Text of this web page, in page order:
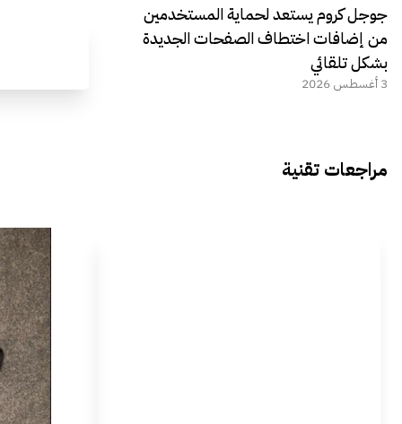
جوجل كروم يستعد لحماية المستخدمين
من إضافات اختطاف الصفحات الجديدة
بشكل تلقائي
3 أغسطس 2026
مراجعات تقنية